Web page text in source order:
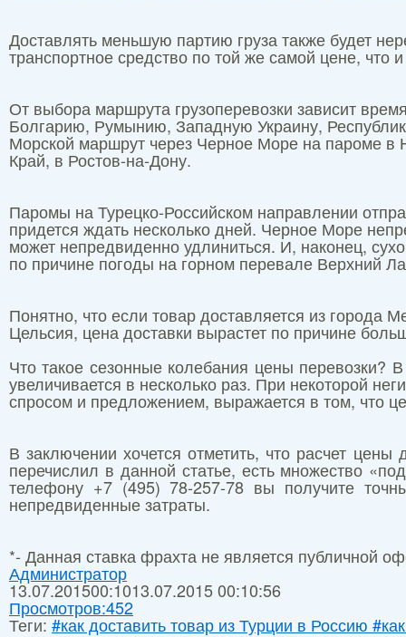
Доставлять меньшую партию груза также будет
транспортное средство по той же самой цене, что
От выбора маршрута грузоперевозки зависит
Болгарию, Румынию, Западную Украину,
Морской маршрут через Черное Море на пароме в
Край, в Ростов-на-Дону.
Паромы на Турецко-Российском направлении
придется ждать несколько дней. Черное Море
может непредвиденно удлиниться. И, наконец,
по причине погоды на горном перевале Верхний
Понятно, что если товар доставляется из города
Цельсия, цена доставки вырастет по причине
Что такое сезонные колебания цены перевозки?
увеличивается в несколько раз. При некоторой
спросом и предложением, выражается в том, что
В заключении хочется отметить, что расчет
перечислил в данной статье, есть множество
телефону +7 (495) 78-257-78 вы получите
непредвиденные затраты.
*- Данная ставка фрахта не является публичной
Администратор
13.07.201500:1013.07.2015 00:10:56
Просмотров:452
Теги:#как доставить товар из Турции в Россию